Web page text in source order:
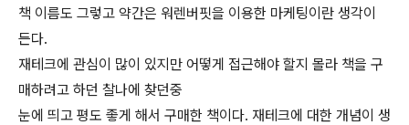
책 이름도 그렇고 약간은 워렌버핏을 이용한 마케팅이란 생각이
든다.
재테크에 관심이 많이 있지만 어떻게 접근해야 할지 몰라 책을 구
매하려고 하던 찰나에 찾던중
눈에 띄고 평도 좋게 해서 구매한 책이다. 재테크에 대한 개념이 생